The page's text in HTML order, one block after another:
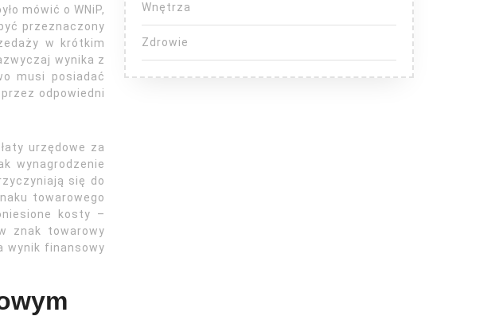
mówić o WNiP,
przeznaczony
w krótkim
wynika z
musi posiadać
odpowiedni
urzędowe za
wynagrodzenie
się do
towarowego
kosty –
znak towarowy
wynik finansowy
Wnętrza
Zdrowie